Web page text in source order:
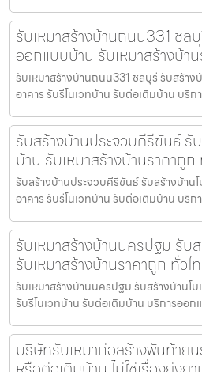
รับเหมาสร้างบ้านถนน331 ชล
ออกแบบบ้าน รับเหมาสร้างบ้า
รับเหมาสร้างบ้านถนน331 ชลบุรี รับสร้าง
อาคาร รับรีโนเวทบ้าน รับต่อเติมบ้าน บริก
รับสร้างบ้านประจวบคีรีขันธ์ รั
บ้าน รับเหมาสร้างบ้านราคาถูก
รับสร้างบ้านประจวบคีรีขันธ์ รับสร้างบ้าน
อาคาร รับรีโนเวทบ้าน รับต่อเติมบ้าน บริก
รับเหมาสร้างบ้านนครปฐม รับ
รับเหมาสร้างบ้านราคาถูก ทั่วไ
รับเหมาสร้างบ้านนครปฐม รับสร้างบ้านโม
รับรีโนเวทบ้าน รับต่อเติมบ้าน บริการออ
บริษัทรับเหมาก่อสร้างพันท้าย